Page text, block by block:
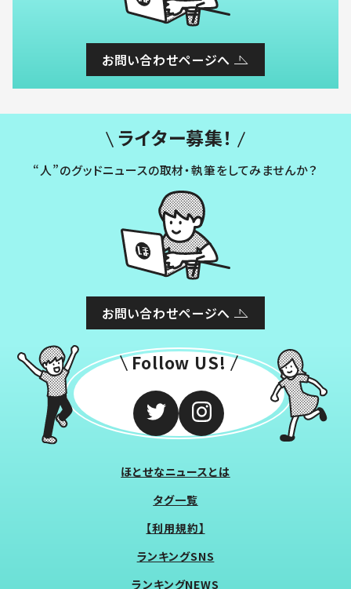
お問い合わせページへ
ライター募集！
“人”のグッドニュースの取材・執筆をしてみませんか？
お問い合わせページへ
Follow US!
ほとせなニュースとは
タグ一覧
【利用規約】
ランキングSNS
ランキングNEWS